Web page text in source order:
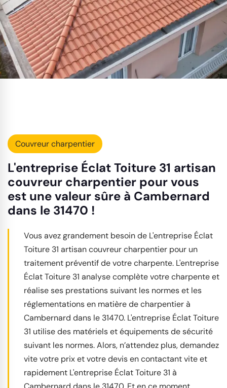
Couvreur charpentier
L'entreprise Éclat Toiture 31 artisan
couvreur charpentier pour vous
est une valeur sûre à Cambernard
dans le 31470 !
Vous avez grandement besoin de L'entreprise Éclat
Toiture 31 artisan couvreur charpentier pour un
traitement préventif de votre charpente. L'entreprise
Éclat Toiture 31 analyse complète votre charpente et
réalise ses prestations suivant les normes et les
réglementations en matière de charpentier à
Cambernard dans le 31470. L'entreprise Éclat Toiture
31 utilise des matériels et équipements de sécurité
suivant les normes. Alors, n’attendez plus, demandez
vite votre prix et votre devis en contactant vite et
rapidement L'entreprise Éclat Toiture 31 à